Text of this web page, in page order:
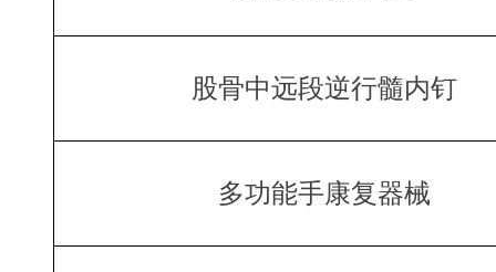
股骨中远段逆行髓内钉
多功能手康复器械